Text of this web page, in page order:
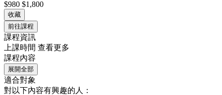
$980 $1,800
收藏
前往課程
課程資訊
上課時間 查看更多
課程內容
展開全部
適合對象
對以下內容有興趣的人：